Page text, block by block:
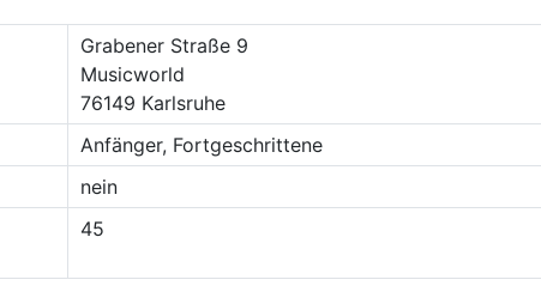
Grabener Straße 9
Musicworld
76149 Karlsruhe
Anfänger, Fortgeschrittene
nein
45